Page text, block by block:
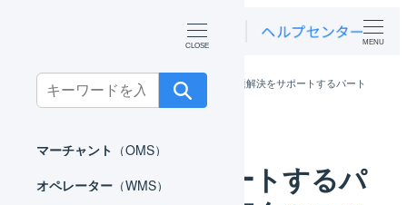
Search
for:
マーチャント （OMS）
オペレーター （WMS）
MENU
ホーム お知らせ ニュース
課題解決をサポートするパート
ナー企業ご紹介のテスト運用を開始しました
課題解決をサポートするパ